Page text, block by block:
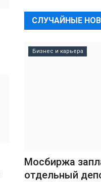
СЛУЧАЙНЫЕ
Бизнес и карьера
Мосбиржа
отдельный